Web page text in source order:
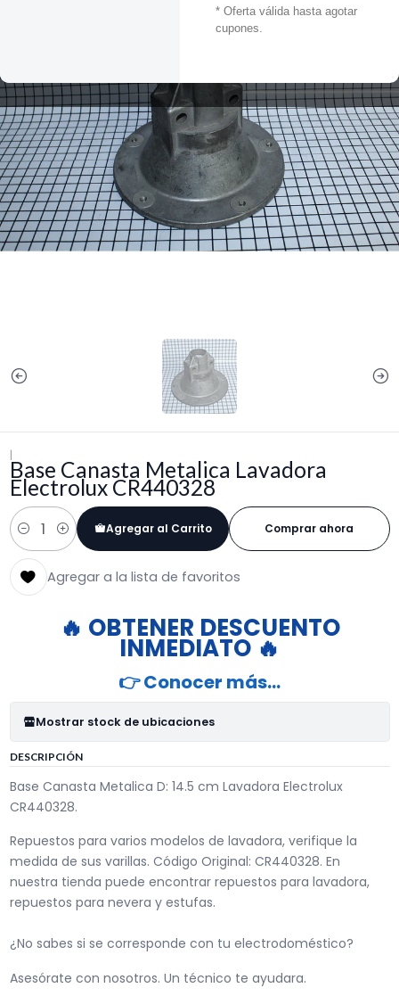
* Oferta válida hasta agotar
cupones.
|
Base Canasta Metalica Lavadora
Electrolux CR440328
Cantidad
Agregar al Carrito Comprar ahora
Agregar a la lista de favoritos
🔥 OBTENER DESCUENTO
INMEDIATO 🔥
👉 Conocer más…
Mostrar stock de ubicaciones
DESCRIPCIÓN
Base Canasta Metalica D: 14.5 cm Lavadora Electrolux
CR440328.
Repuestos para varios modelos de lavadora, verifique la
medida de sus varillas. Código Original: CR440328. En
nuestra tienda puede encontrar repuestos para lavadora,
repuestos para nevera y estufas.
¿No sabes si se corresponde con tu electrodoméstico?
Asesórate con nosotros. Un técnico te ayudara.